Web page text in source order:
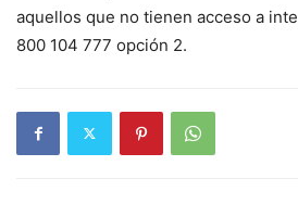
aquellos que no tienen acceso a
800 104 777 opción 2.